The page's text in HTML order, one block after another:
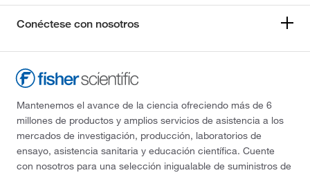
Conéctese con nosotros
Mantenemos el avance de la ciencia ofreciendo más de 6
millones de productos y amplios servicios de asistencia a los
mercados de investigación, producción, laboratorios de
ensayo, asistencia sanitaria y educación científica. Cuente
con nosotros para una selección inigualable de suministros de